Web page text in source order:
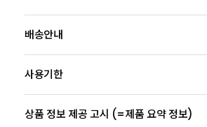
배송안내
사용기한
상품 정보 제공 고시 (=제품 요약 정보)